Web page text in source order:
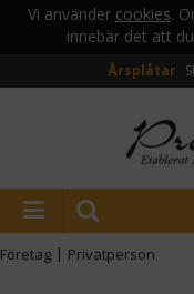
Vi använder cookies.
innebär det att
Årsplåtar
Företag | Privatperson